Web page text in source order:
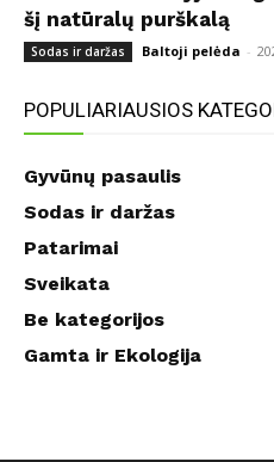
šį natūralų purškalą
Sodas ir daržas Baltoji pelėda -
POPULIARIAUSIOS
Gyvūnų pasaulis
Sodas ir daržas
Patarimai
Sveikata
Be kategorijos
Gamta ir Ekologija